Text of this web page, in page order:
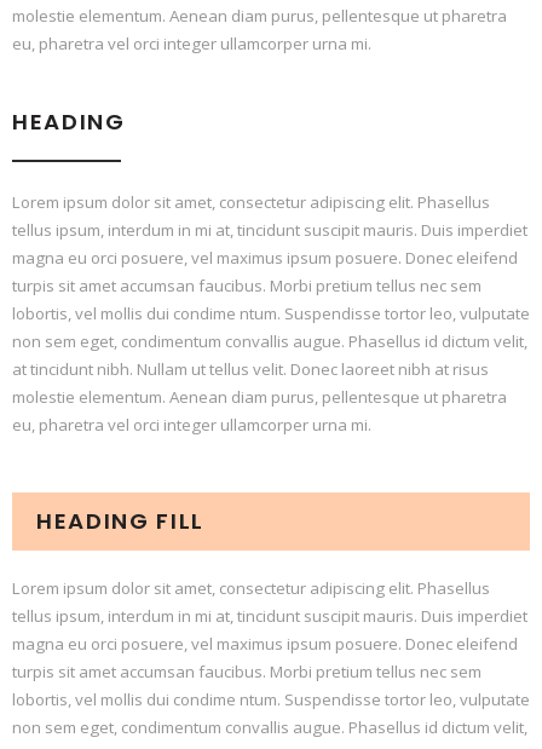
molestie elementum. Aenean diam purus, pellentesque ut pharetra
eu, pharetra vel orci integer ullamcorper urna mi.
HEADING
Lorem ipsum dolor sit amet, consectetur adipiscing elit. Phasellus
tellus ipsum, interdum in mi at, tincidunt suscipit mauris. Duis imperdiet
magna eu orci posuere, vel maximus ipsum posuere. Donec eleifend
turpis sit amet accumsan faucibus. Morbi pretium tellus nec sem
lobortis, vel mollis dui condime ntum. Suspendisse tortor leo, vulputate
non sem eget, condimentum convallis augue. Phasellus id dictum velit,
at tincidunt nibh. Nullam ut tellus velit. Donec laoreet nibh at risus
molestie elementum. Aenean diam purus, pellentesque ut pharetra
eu, pharetra vel orci integer ullamcorper urna mi.
HEADING FILL
Lorem ipsum dolor sit amet, consectetur adipiscing elit. Phasellus
tellus ipsum, interdum in mi at, tincidunt suscipit mauris. Duis imperdiet
magna eu orci posuere, vel maximus ipsum posuere. Donec eleifend
turpis sit amet accumsan faucibus. Morbi pretium tellus nec sem
lobortis, vel mollis dui condime ntum. Suspendisse tortor leo, vulputate
non sem eget, condimentum convallis augue. Phasellus id dictum velit,